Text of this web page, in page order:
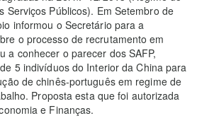
Serviços Públicos). Em Setembro de
informou o Secretário para a
o processo de recrutamento em
a conhecer o parecer dos SAFP,
5 indivíduos do Interior da China para
de chinês-português em regime de
Proposta esta que foi autorizada
e Finanças.